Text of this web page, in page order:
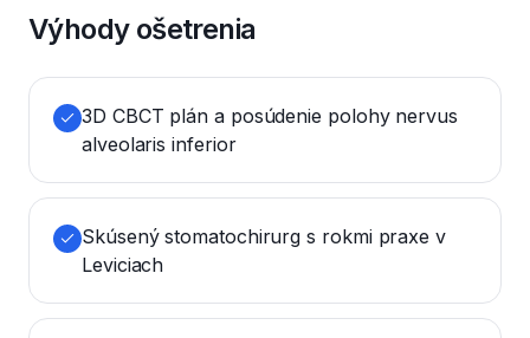
Výhody ošetrenia
3D CBCT plán a posúdenie polohy nervus
alveolaris inferior
Skúsený stomatochirurg s rokmi praxe v
Leviciach